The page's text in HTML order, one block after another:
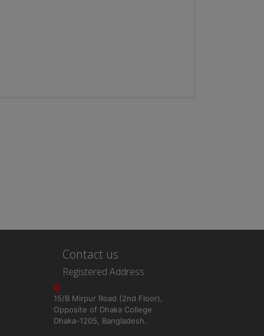
Contact us
Registered Address
15/B Mirpur Road (2nd Floor),
Opposite of Dhaka College
Dhaka-1205, Bangladesh.